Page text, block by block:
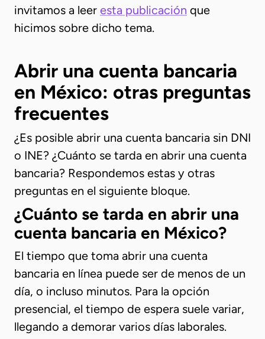
invitamos a leer esta publicación que
hicimos sobre dicho tema.
Abrir una cuenta bancaria
en México: otras preguntas
frecuentes
¿Es posible abrir una cuenta bancaria sin DNI
o INE? ¿Cuánto se tarda en abrir una cuenta
bancaria? Respondemos estas y otras
preguntas en el siguiente bloque.
¿Cuánto se tarda en abrir una
cuenta bancaria en México?
El tiempo que toma abrir una cuenta
bancaria en línea puede ser de menos de un
día, o incluso minutos. Para la opción
presencial, el tiempo de espera suele variar,
llegando a demorar varios días laborales.